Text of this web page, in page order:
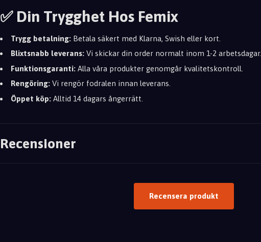
✅ Din Trygghet Hos Femix
Trygg betalning: Betala säkert med Klarna, Swish eller kort.
Blixtsnabb leverans: Vi skickar din order normalt inom 1-2 arbetsdagar.
Funktionsgaranti: Alla våra produkter genomgår kvalitetskontroll.
Rengöring: Vi rengör fodralen innan leverans.
Öppet köp: Alltid 14 dagars ångerrätt.
Recensioner
Recensera produkt